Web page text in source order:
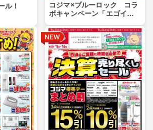
ル！
コジマ×ブルーロック コラ
ボキャンペーン「エゴイス